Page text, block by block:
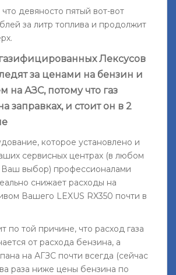
девяносто пятый вот-вот
за литр топлива и продолжит
Лексусов
за ценами на бензин и
на АЗС, потому что газ
заправках, и стоит он в 2
которое установлено и
сервисных центрах (в любом
Ваш выбор) профессионалами
снижает расходы на
Вашего LEXUS RX350 почти в
по той причине, что расход газа
от расхода бензина, а
на АГЗС почти всегда (сейчас
раза ниже цены бензина по